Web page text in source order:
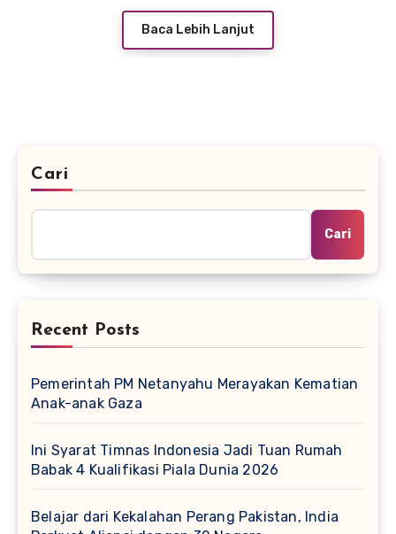
Baca Lebih Lanjut
Cari
Cari
Recent Posts
Pemerintah PM Netanyahu Merayakan Kematian
Anak-anak Gaza
Ini Syarat Timnas Indonesia Jadi Tuan Rumah
Babak 4 Kualifikasi Piala Dunia 2026
Belajar dari Kekalahan Perang Pakistan, India